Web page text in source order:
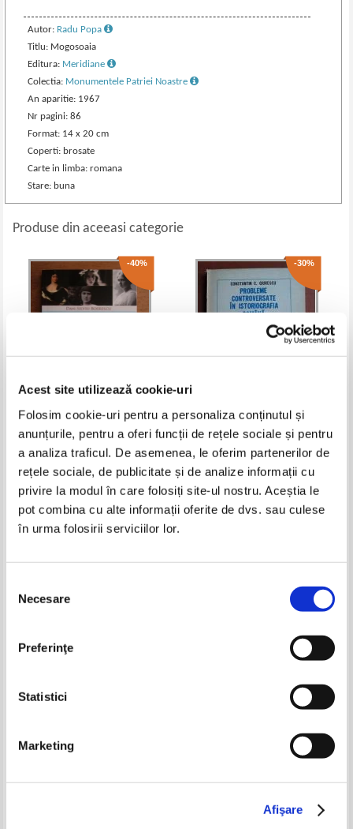
Acest site utilizează cookie-uri
Folosim cookie-uri pentru a personaliza conținutul și
anunțurile, pentru a oferi funcții de rețele sociale și pentru
a analiza traficul. De asemenea, le oferim partenerilor de
rețele sociale, de publicitate și de analize informații cu
privire la modul în care folosiți site-ul nostru. Aceștia le
pot combina cu alte informații oferite de dvs. sau culese
în urma folosirii serviciilor lor.
consimțământului
Necesare
Preferinţe
Statistici
Marketing
Afişare
Autor: Radu Popa
Titlu: Mogosoaia
Editura: Meridiane
Colectia: Monumentele Patriei Noastre
An aparitie: 1967
Nr pagini: 86
Format: 14 x 20 cm
Coperti: brosate
Carte in limba: romana
Stare: buna
Produse din aceeasi categorie
-40%
Dan Silviu Boerescu -
regii din lumea intreaga
Adaugă în coș
-30%
Constantin C. Giurescu -
istoriografia romana
11,00Lei
Adaugă în coș
-50%
C. Doicescu - Istoria romanilor
Adaugă în coș
N. Iorga - Materiale pentru o